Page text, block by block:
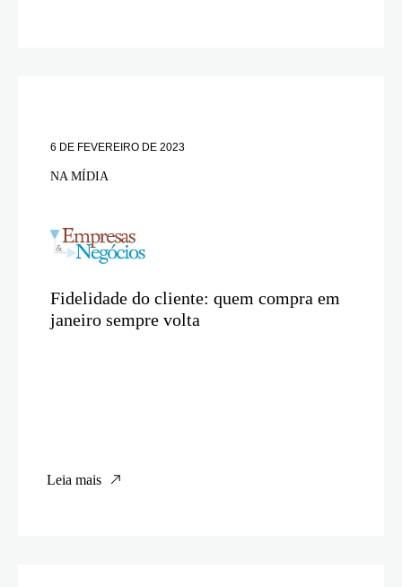
6 DE FEVEREIRO DE 2023
NA MÍDIA
Fidelidade do cliente: quem compra em
janeiro sempre volta
Leia mais